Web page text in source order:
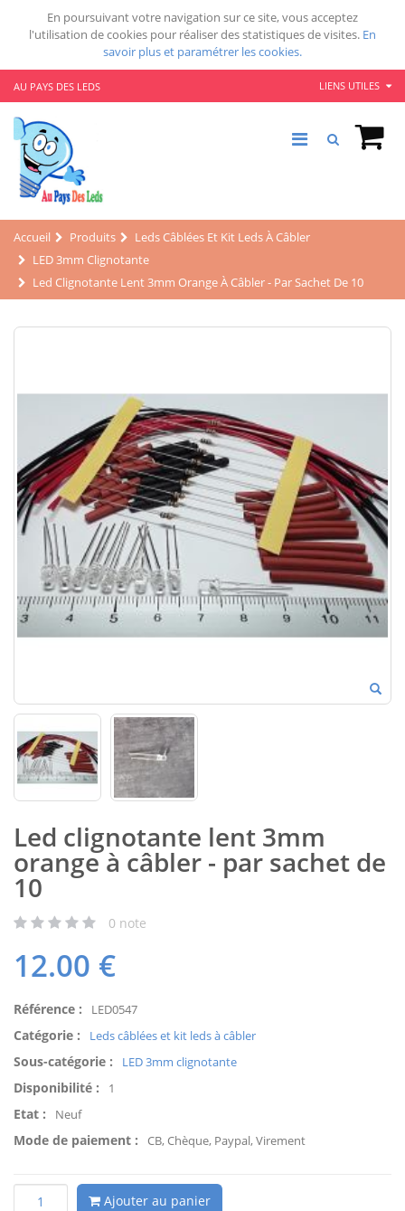
En poursuivant votre navigation sur ce site, vous acceptez
l'utilisation de cookies pour réaliser des statistiques de visites. En
savoir plus et paramétrer les cookies.
AU PAYS DES LEDS LIENS UTILES
Accueil Produits
Leds Câblées Et Kit Leds À Câbler
LED 3mm Clignotante
Led Clignotante Lent 3mm Orange À Câbler - Par Sachet De 10
Led clignotante lent 3mm
orange à câbler - par sachet de
10
0 note
12.00 €
Référence : LED0547
Catégorie : Leds câblées et kit leds à câbler
Sous-catégorie : LED 3mm clignotante
Disponibilité : 1
Etat : Neuf
Mode de paiement : CB, Chèque, Paypal, Virement
Ajouter au panier